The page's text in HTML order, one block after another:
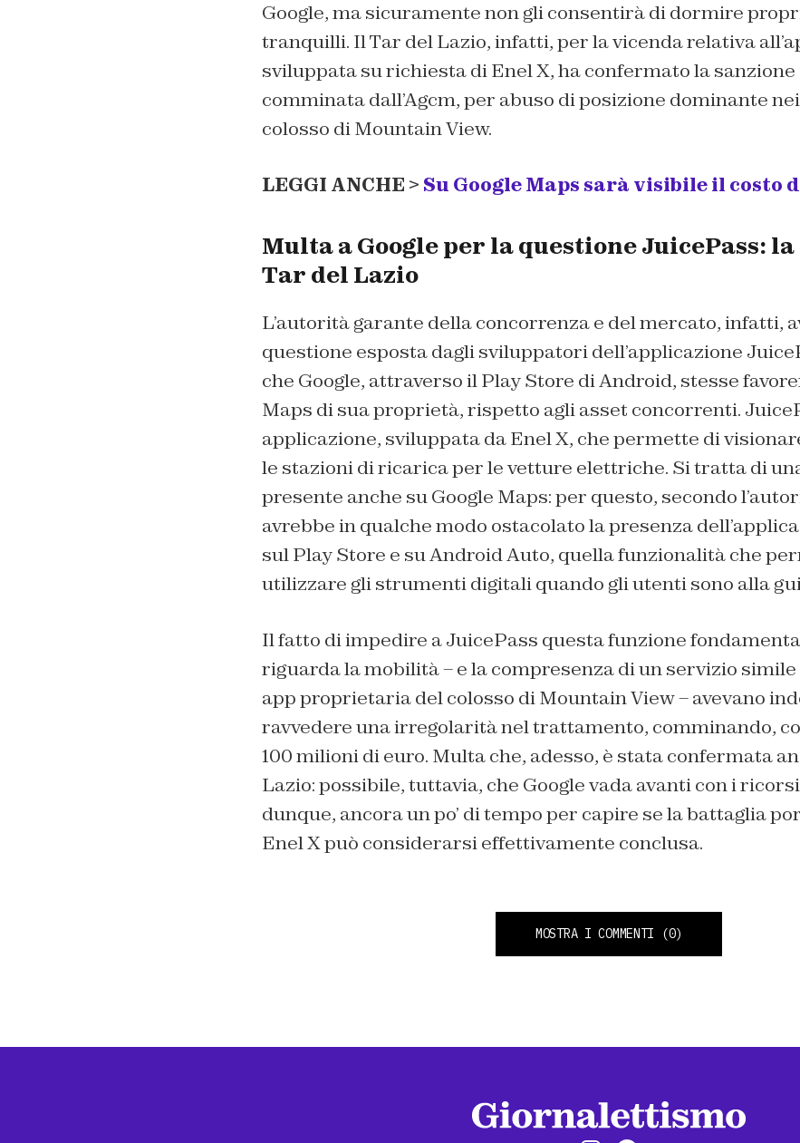
Google, ma sicuramente non gli consentirà di dormire
tranquilli. Il Tar del Lazio, infatti, per la vicenda relativa
sviluppata su richiesta di Enel X, ha confermato la
comminata dall’Agcm, per abuso di posizione dominante
colosso di Mountain View.
LEGGI ANCHE > Su Google Maps sarà visibile il costo
Multa a Google per la questione JuicePass:
Tar del Lazio
L’autorità garante della concorrenza e del mercato, infatti,
questione esposta dagli sviluppatori dell’applicazione
che Google, attraverso il Play Store di Android, stesse
Maps di sua proprietà, rispetto agli asset concorrenti.
applicazione, sviluppata da Enel X, che permette di
le stazioni di ricarica per le vetture elettriche. Si tratta di
presente anche su Google Maps: per questo, secondo
avrebbe in qualche modo ostacolato la presenza
sul Play Store e su Android Auto, quella funzionalità che
utilizzare gli strumenti digitali quando gli utenti sono alla
Il fatto di impedire a JuicePass questa funzione
riguarda la mobilità – e la compresenza di un servizio simile
app proprietaria del colosso di Mountain View – avevano
ravvedere una irregolarità nel trattamento, comminando,
100 milioni di euro. Multa che, adesso, è stata confermata
Lazio: possibile, tuttavia, che Google vada avanti con i
dunque, ancora un po’ di tempo per capire se la battaglia
Enel X può considerarsi effettivamente conclusa.
MOSTRA I COMMENTI (0)